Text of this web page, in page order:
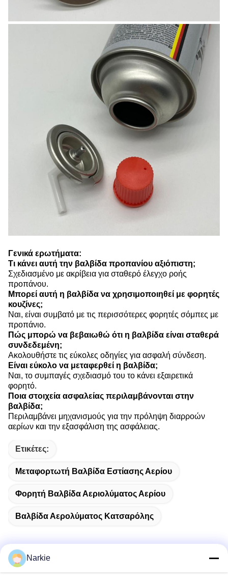
Γενικά ερωτήματα:
Τι κάνει αυτή την βαλβίδα προπανίου αξιόπιστη;
Σχεδιασμένο με ακρίβεια για σταθερό έλεγχο ροής
προπάνου.
Μπορεί αυτή η βαλβίδα να χρησιμοποιηθεί με φορητές
κουζίνες;
Ναι, είναι συμβατό με τις περισσότερες φορητές σόμπες με
προπάνιο.
Πώς μπορώ να βεβαιωθώ ότι η βαλβίδα είναι σταθερά
συνδεδεμένη;
Ακολουθήστε τις εύκολες οδηγίες για ασφαλή σύνδεση.
Είναι εύκολο να μεταφερθεί η βαλβίδα;
Ναι, το συμπαγές σχεδιασμό του το κάνει εξαιρετικά
φορητό.
Ποια στοιχεία ασφαλείας περιλαμβάνονται στην
βαλβίδα;
Περιλαμβάνει μηχανισμούς για την πρόληψη διαρροών
αερίων και την εξασφάλιση της ασφάλειας.
Ετικέτες:
Μεταφορτωτή Βαλβίδα Εστίασης Αερίου
Φορητή Βαλβίδα Αεριολύματος Αερίου
Βαλβίδα Αερολύματος Κατσαρόλης
Narkie